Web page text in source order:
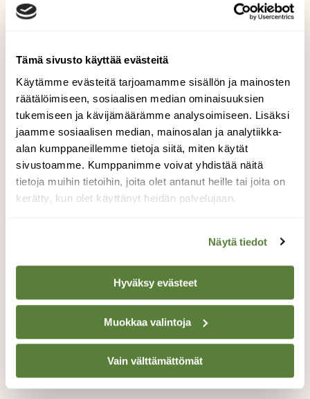
Tämä sivusto käyttää evästeitä
Käytämme evästeitä tarjoamamme sisällön ja mainosten
räätälöimiseen, sosiaalisen median ominaisuuksien
tukemiseen ja kävijämäärämme analysoimiseen. Lisäksi
jaamme sosiaalisen median, mainosalan ja analytiikka-
alan kumppaneillemme tietoja siitä, miten käytät
sivustoamme. Kumppanimme voivat yhdistää näitä
tietoja muihin tietoihin, joita olet antanut heille tai joita on
kerätty, kun olet käyttänyt heidän palvelujaan.
Näytä tiedot
Hyväksy evästeet
Muokkaa valintoja
Vain välttämättömät
Töyhtökiurut Muhoksella
Muhoksella havaittiin kesäkuussa
ensimmäistä kertaa Suomessa
töyhtökiurujen pesintä. Havainto oli
yllättävä, sillä lajista on havaittu aikojen
kuluessa vain noin sata harhautunutta
yksilöä maassamme - eikä siis yhtää
Valokuvaaja: Tommi Kujala, MUHOS 18.6.2026